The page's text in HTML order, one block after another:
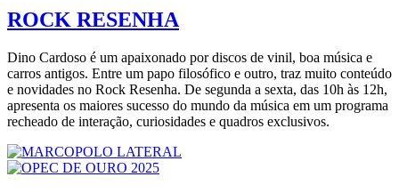
ROCK RESENHA
Dino Cardoso é um apaixonado por discos de vinil, boa música e
carros antigos. Entre um papo filosófico e outro, traz muito conteúdo
e novidades no Rock Resenha. De segunda a sexta, das 10h às 12h,
apresenta os maiores sucesso do mundo da música em um programa
recheado de interação, curiosidades e quadros exclusivos.